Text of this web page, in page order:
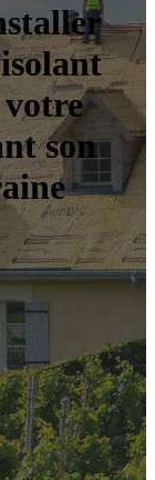
son